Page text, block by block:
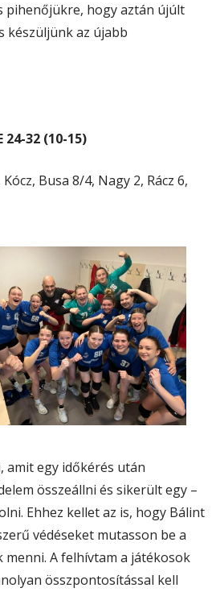
pihenőjükre, hogy aztán újúlt
készüljünk az újabb
32 (10-15)
Busa 8/4, Nagy 2, Rácz 6,
amit egy időkérés után
összeállni és sikerült egy –
Ehhez kellet az is, hogy Bálint
védéseket mutasson be a
A felhívtam a játékosok
összpontosítással kell